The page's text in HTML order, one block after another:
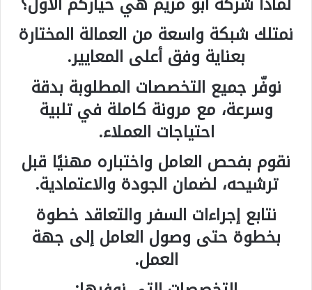
نمتلك شبكة واسعة من العمالة المختارة
بعناية وفق أعلى المعايير.
نوفّر جميع التخصصات المطلوبة بدقة
وسرعة، مع مرونة كاملة في تلبية
احتياجات العملاء.
نقوم بفحص العامل واختباره مهنيًا قبل
ترشيحه، لضمان الجودة والاعتمادية.
نتابع إجراءات السفر والتعاقد خطوة
بخطوة حتى وصول العامل إلى جهة
العمل.